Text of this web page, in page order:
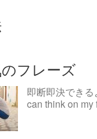
フレーズ
即断即決できる
can think on my